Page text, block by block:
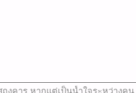
งคาร หากแต่เป็นน้ำใจระหว่างค